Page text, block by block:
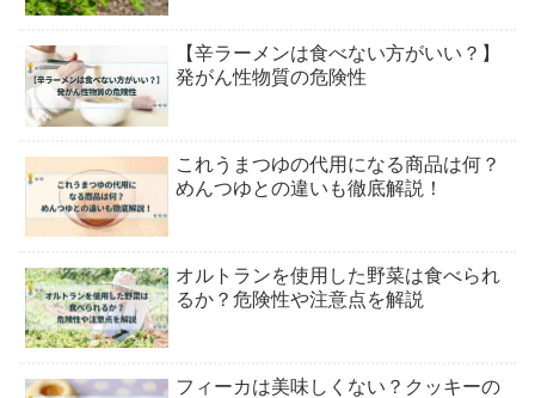
【辛ラーメンは食べない方がいい？】
発がん性物質の危険性
これうまつゆの代用になる商品は何？
めんつゆとの違いも徹底解説！
オルトランを使用した野菜は食べられ
るか？危険性や注意点を解説
フィーカは美味しくない？クッキーの